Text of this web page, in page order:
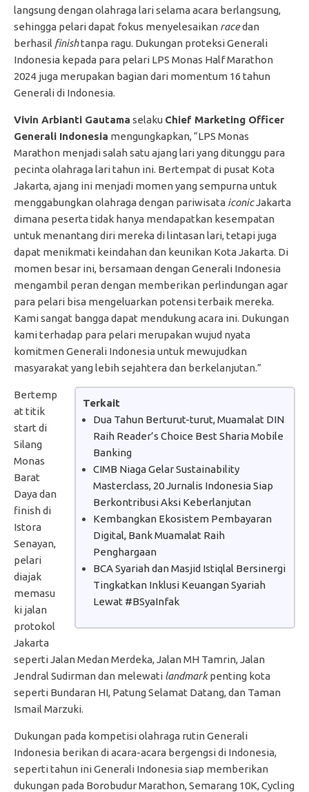
langsung dengan olahraga lari selama acara berlangsung,
sehingga pelari dapat fokus menyelesaikan racedan
berhasil finishtanpa ragu. Dukungan proteksi Generali
Indonesia kepada para pelari LPS Monas Half Marathon
2024 juga merupakan bagian dari momentum 16 tahun
Generali di Indonesia.
Vivin Arbianti Gautama selaku Chief Marketing Officer
Generali Indonesia mengungkapkan, “LPS Monas
Marathon menjadi salah satu ajang lari yang ditunggu para
pecinta olahraga lari tahun ini. Bertempat di pusat Kota
Jakarta, ajang ini menjadi momen yang sempurna untuk
menggabungkan olahraga dengan pariwisata iconicJakarta
dimana peserta tidak hanya mendapatkan kesempatan
untuk menantang diri mereka di lintasan lari, tetapi juga
dapat menikmati keindahan dan keunikan Kota Jakarta. Di
momen besar ini, bersamaan dengan Generali Indonesia
mengambil peran dengan memberikan perlindungan agar
para pelari bisa mengeluarkan potensi terbaik mereka.
Kami sangat bangga dapat mendukung acara ini. Dukungan
kami terhadap para pelari merupakan wujud nyata
komitmen Generali Indonesia untuk mewujudkan
masyarakat yang lebih sejahtera dan berkelanjutan.”
Terkait
Dua Tahun Berturut-turut, Muamalat DIN
Raih Reader’s Choice Best Sharia Mobile
Banking
CIMB Niaga Gelar Sustainability
Masterclass, 20 Jurnalis Indonesia Siap
Berkontribusi Aksi Keberlanjutan
Kembangkan Ekosistem Pembayaran
Digital, Bank Muamalat Raih
Penghargaan
BCA Syariah dan Masjid Istiqlal Bersinergi
Tingkatkan Inklusi Keuangan Syariah
Lewat #BSyaInfak
Bertemp
at titik
start di
Silang
Monas
Barat
Daya dan
finish di
Istora
Senayan,
pelari
diajak
memasu
ki jalan
protokol
Jakarta
seperti Jalan Medan Merdeka, Jalan MH Tamrin, Jalan
Jendral Sudirman dan melewati landmarkpenting kota
seperti Bundaran HI, Patung Selamat Datang, dan Taman
Ismail Marzuki.
Dukungan pada kompetisi olahraga rutin Generali
Indonesia berikan di acara-acara bergengsi di Indonesia,
seperti tahun ini Generali Indonesia siap memberikan
dukungan pada Borobudur Marathon, Semarang 10K, Cycling